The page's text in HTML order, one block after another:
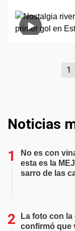
1
Noticias
No es con
esta es la
sarro de las
La foto con
confirmó que